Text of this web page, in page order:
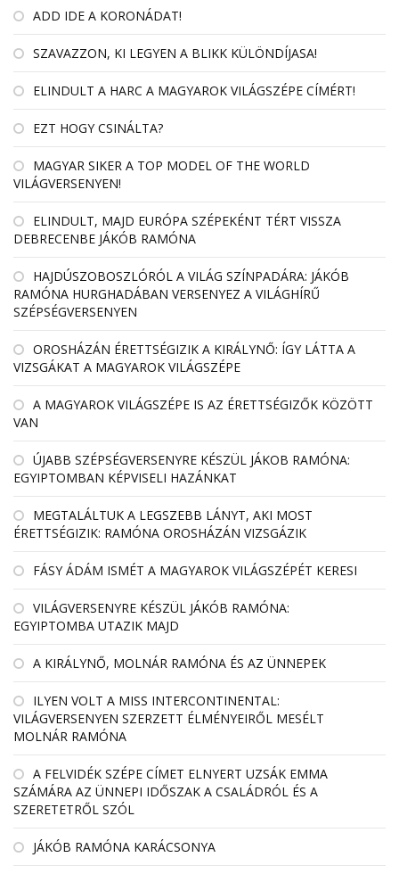
ADD IDE A KORONÁDAT!
SZAVAZZON, KI LEGYEN A BLIKK KÜLÖNDÍJASA!
ELINDULT A HARC A MAGYAROK VILÁGSZÉPE CÍMÉRT!
EZT HOGY CSINÁLTA?
MAGYAR SIKER A TOP MODEL OF THE WORLD
VILÁGVERSENYEN!
ELINDULT, MAJD EURÓPA SZÉPEKÉNT TÉRT VISSZA
DEBRECENBE JÁKÓB RAMÓNA
HAJDÚSZOBOSZLÓRÓL A VILÁG SZÍNPADÁRA: JÁKÓB
RAMÓNA HURGHADÁBAN VERSENYEZ A VILÁGHÍRŰ
SZÉPSÉGVERSENYEN
OROSHÁZÁN ÉRETTSÉGIZIK A KIRÁLYNŐ: ÍGY LÁTTA A
VIZSGÁKAT A MAGYAROK VILÁGSZÉPE
A MAGYAROK VILÁGSZÉPE IS AZ ÉRETTSÉGIZŐK KÖZÖTT
VAN
ÚJABB SZÉPSÉGVERSENYRE KÉSZÜL JÁKOB RAMÓNA:
EGYIPTOMBAN KÉPVISELI HAZÁNKAT
MEGTALÁLTUK A LEGSZEBB LÁNYT, AKI MOST
ÉRETTSÉGIZIK: RAMÓNA OROSHÁZÁN VIZSGÁZIK
FÁSY ÁDÁM ISMÉT A MAGYAROK VILÁGSZÉPÉT KERESI
VILÁGVERSENYRE KÉSZÜL JÁKÓB RAMÓNA:
EGYIPTOMBA UTAZIK MAJD
A KIRÁLYNŐ, MOLNÁR RAMÓNA ÉS AZ ÜNNEPEK
ILYEN VOLT A MISS INTERCONTINENTAL:
VILÁGVERSENYEN SZERZETT ÉLMÉNYEIRŐL MESÉLT
MOLNÁR RAMÓNA
A FELVIDÉK SZÉPE CÍMET ELNYERT UZSÁK EMMA
SZÁMÁRA AZ ÜNNEPI IDŐSZAK A CSALÁDRÓL ÉS A
SZERETETRŐL SZÓL
JÁKÓB RAMÓNA KARÁCSONYA